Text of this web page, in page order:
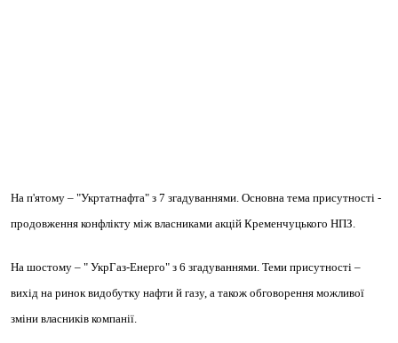
На п'ятому – "Укртатнафта" з 7 згадуваннями. Основна тема присутності -
продовження конфлікту між власниками акцій Кременчуцького НПЗ.
На шостому – " УкрГаз-Енерго" з 6 згадуваннями. Теми присутності –
вихід на ринок видобутку нафти й газу, а також обговорення можливої
зміни власників компанії.